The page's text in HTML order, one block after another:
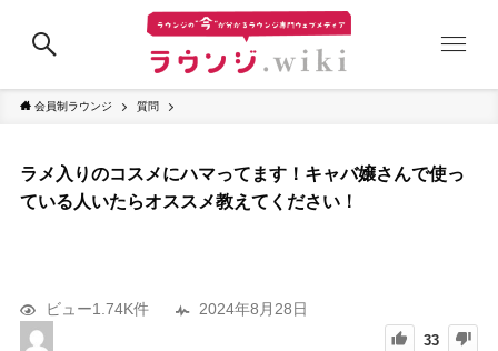
会員制ラウンジ 質問
ラメ入りのコスメにハマってます！キャバ嬢さんで使っ
ている人いたらオススメ教えてください！
ビュー1.74K件 2024年8月28日
33